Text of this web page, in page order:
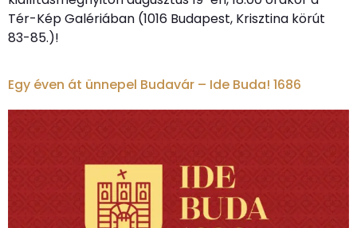
Tér-Kép Galériában (1016 Budapest, Krisztina körút
83-85.)!
Egy éven át ünnepel Budavár – Ide Buda! 1686